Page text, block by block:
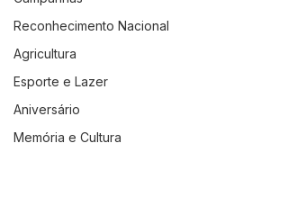
Reconhecimento Nacional
Agricultura
Esporte e Lazer
Aniversário
Memória e Cultura